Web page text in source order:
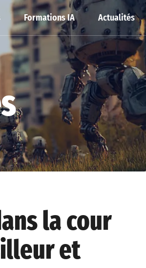
Formations IA Actualités
la cour
et